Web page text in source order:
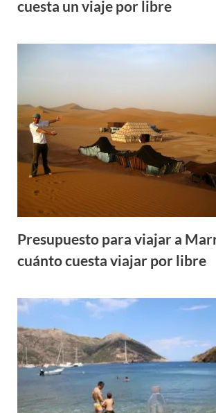
cuesta un viaje por libre
Presupuesto para viajar a
cuánto cuesta viajar por libre